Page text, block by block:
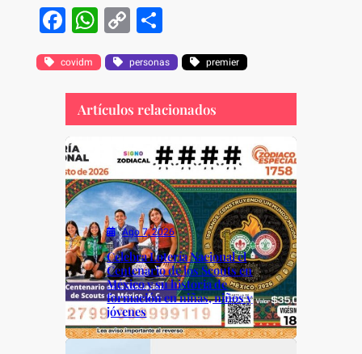
F
a
c
e
b
o
o
k
W
h
at
s
A
p
C
o
p
y
Li
n
k
S
h
ar
e
covidm personas premier
Artículos relacionados
Ago 7, 2026
Celebra Lotería Nacional el
Centenario de los Scouts en
México y su historia de
formación en niñas, niños y
jóvenes